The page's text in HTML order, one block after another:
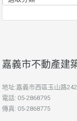
類
嘉義市不動產建
地址:嘉義市西區玉山路
電話: 05-2868795
傳真: 05-2868775